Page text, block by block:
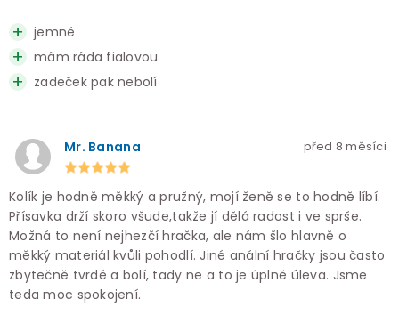
jemné
mám ráda fialovou
zadeček pak nebolí
Mr. Banana před 8 měsíci
Kolík je hodně měkký a pružný, mojí ženě se to hodně líbí.
Přísavka drží skoro všude,takže jí dělá radost i ve sprše.
Možná to není nejhezčí hračka, ale nám šlo hlavně o
měkký materiál kvůli pohodlí. Jiné anální hračky jsou často
zbytečně tvrdé a bolí, tady ne a to je úplně úleva. Jsme
teda moc spokojení.